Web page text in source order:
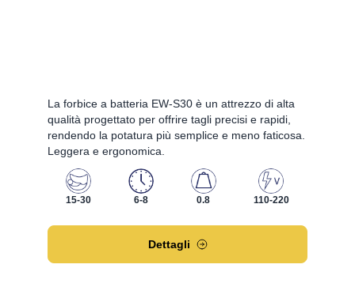
La forbice a batteria EW-S30 è un attrezzo di alta
qualità progettato per offrire tagli precisi e rapidi,
rendendo la potatura più semplice e meno faticosa.
Leggera e ergonomica.
15-30 6-8 0.8 110-220
Dettagli